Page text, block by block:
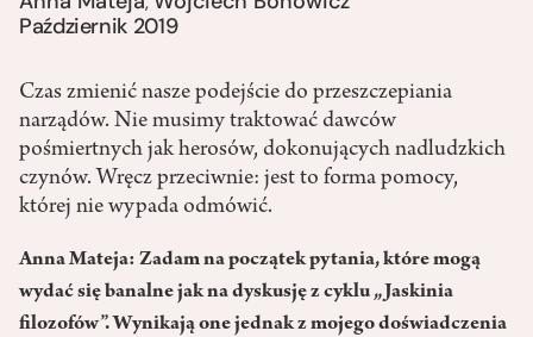
Październik 2019
Czas zmienić nasze podejście do przeszczepiania
narządów. Nie musimy traktować dawców
pośmiertnych jak herosów, dokonujących nadludzkich
czynów. Wręcz przeciwnie: jest to forma pomocy,
której nie wypada odmówić.
Anna Mateja: Zadam na początek pytania, które mogą
wydać się banalne jak na dyskusję z cyklu „Jaskinia
filozofów”. Wynikają one jednak z mojego doświadczenia